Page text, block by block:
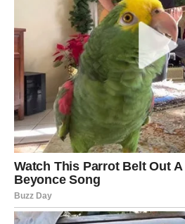
zadovoljstvo.
Zvijezde vas ohrabruju da
Intuicija će vas voditi prema
prilikama.